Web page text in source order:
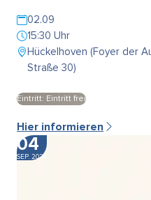
02.09
15:30 Uhr
Hückelhoven (Foyer der
Straße 30)
Eintritt: Eintritt frei
Hier informieren
04
SEP. 2026